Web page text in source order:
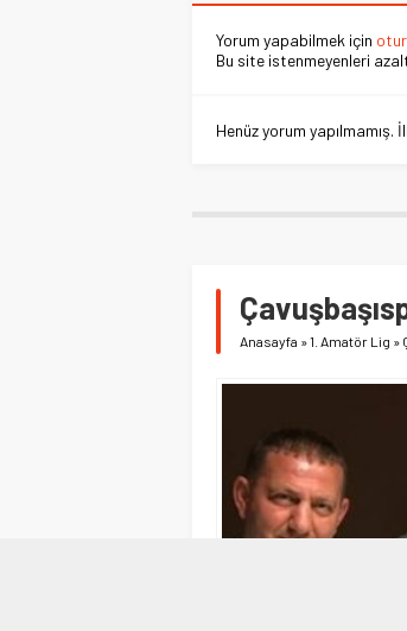
Yorum yapabilmek için
Bu site istenmeyenleri
Henüz yorum yapılmamış.
Anasayfa »1. Amatör Lig »